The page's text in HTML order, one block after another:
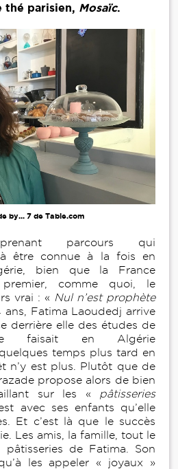
thé parisien, Mosaïc.
by... 7 de Table.com
parcours qui
à être connue à la fois en
bien que la France
comme quoi, le
vrai : « Nul n’est prophète
ans, Fatima Laoudedj arrive
derrière elle des études de
faisait en Algérie
temps plus tard en
n’y est plus. Plutôt que de
propose alors de bien
sur les « pâtisseries
avec ses enfants qu’elle
Et c’est là que le succès
Les amis, la famille, tout le
de Fatima. Son
les appeler « joyaux »